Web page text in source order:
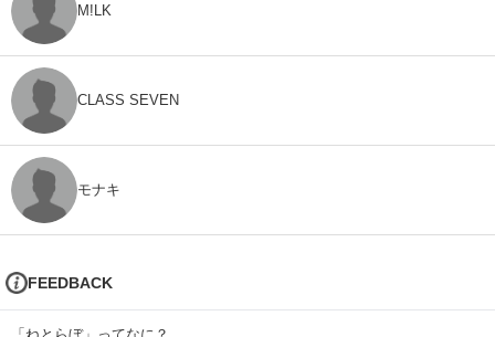
M!LK
CLASS SEVEN
モナキ
FEEDBACK